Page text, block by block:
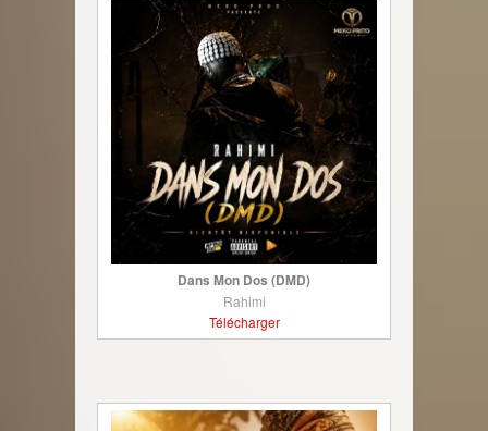
Dans Mon Dos (DMD)
Rahimi
Télécharger